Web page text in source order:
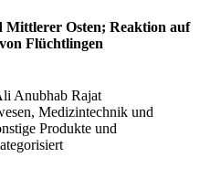
Mittlerer Osten; Reaktion auf
Flüchtlingen
Anubhab Rajat
Medizintechnik und
Produkte und